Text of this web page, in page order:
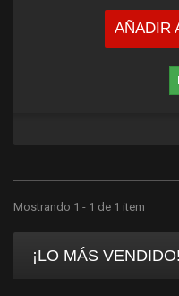
AÑADIR
Mostrando 1 - 1 de 1 item
¡LO MÁS VENDIDO!